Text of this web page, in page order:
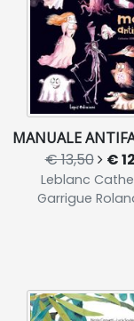
MANUALE
€ 13,50 €
Leblanc
Garrigue